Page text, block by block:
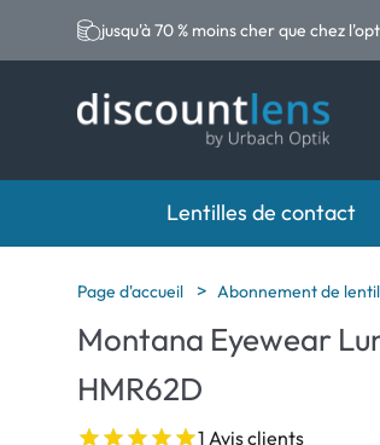
jusqu'à 70 % moins cher que chez
Lentilles de contact
Marques
Acuvue
Ultra
Biotrue
Page d'accueil Abonnement de
Montana Eyewear
HMR62D
1 Avis clients